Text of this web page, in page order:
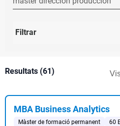
Filtrar
Resultats (61)
MBA Business Analytics
Màster de formació permanent 60